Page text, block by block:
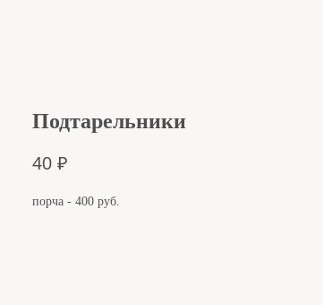
Подтарельники
40 ₽
порча - 400 руб.